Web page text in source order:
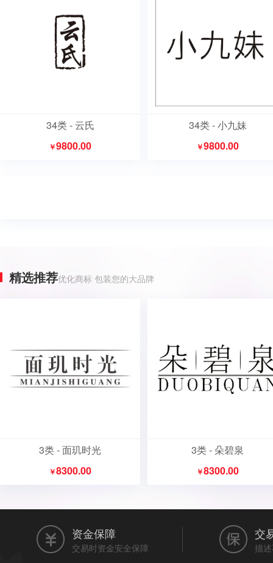
34类 - 云氏
￥9800.00
34类 - 小九妹
￥9800.00
精选推荐优化商标 包装您的大品牌
3类 - 面玑时光
￥8300.00
3类 - 朵碧泉
￥8300.00
资金保障
交易时资金安全保障
交
描